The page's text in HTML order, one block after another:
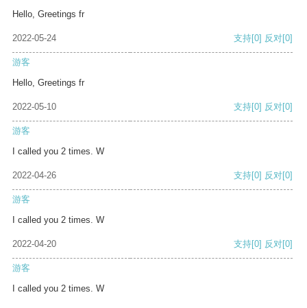
Hello, Greetings fr
2022-05-24 支持[0] 反对[0]
游客
Hello, Greetings fr
2022-05-10 支持[0] 反对[0]
游客
I called you 2 times. W
2022-04-26 支持[0] 反对[0]
游客
I called you 2 times. W
2022-04-20 支持[0] 反对[0]
游客
I called you 2 times. W